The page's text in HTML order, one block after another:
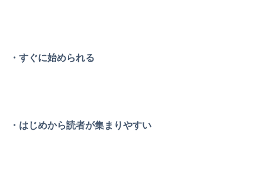
・すぐに始められる
・はじめから読者が集まりやすい